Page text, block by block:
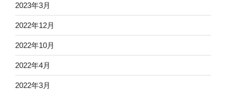
2023年3月
2022年12月
2022年10月
2022年4月
2022年3月